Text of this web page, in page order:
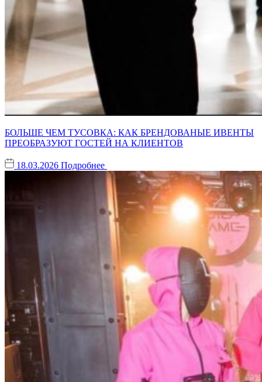
БОЛЬШЕ ЧЕМ ТУСОВКА: КАК БРЕНДОВАНЫЕ ИВЕНТЫ
ПРЕОБРАЗУЮТ ГОСТЕЙ НА КЛИЕНТОВ
18.03.2026 Подробнее